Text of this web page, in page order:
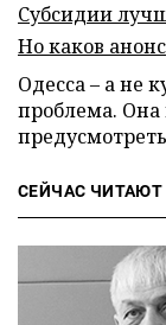
Субсидии
Но каков анонс
Одесса – а не
проблема. Она
СЕЙЧАС ЧИТАЮТ